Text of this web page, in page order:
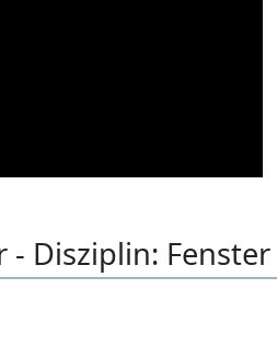
- Disziplin: Fenster